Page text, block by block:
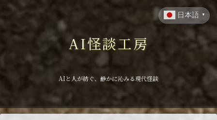
AI怪談工房
AIと人が紡ぐ、静かに沁みる現代怪談
日本語 ▼